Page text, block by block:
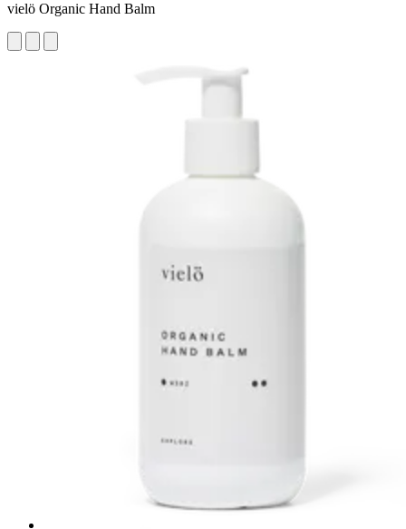
vielö Organic Hand Balm